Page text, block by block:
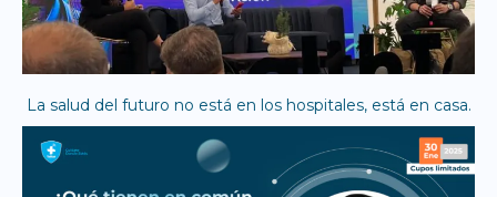
La salud del futuro no está en los hospitales, está en casa.